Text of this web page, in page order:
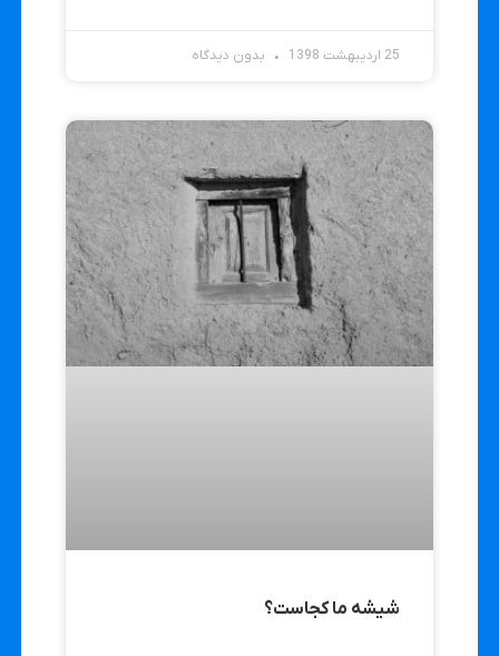
25 اردیبهشت 1398 بدون دیدگاه
شیشه ما کجاست؟